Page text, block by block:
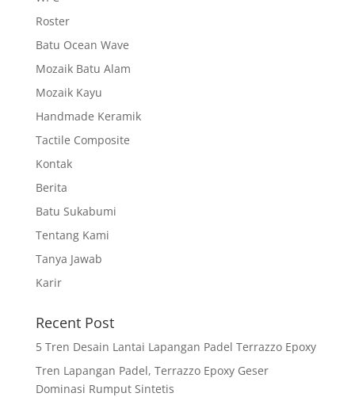
Roster
Batu Ocean Wave
Mozaik Batu Alam
Mozaik Kayu
Handmade Keramik
Tactile Composite
Kontak
Berita
Batu Sukabumi
Tentang Kami
Tanya Jawab
Karir
Recent Post
5 Tren Desain Lantai Lapangan Padel Terrazzo Epoxy
Tren Lapangan Padel, Terrazzo Epoxy Geser
Dominasi Rumput Sintetis